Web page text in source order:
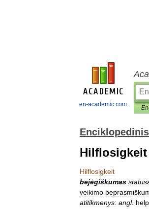
en-academic.com
Hilflosigkeit
Hilflosigkeit
bejėgiškumas
veikimo
atitikmenys: angl.